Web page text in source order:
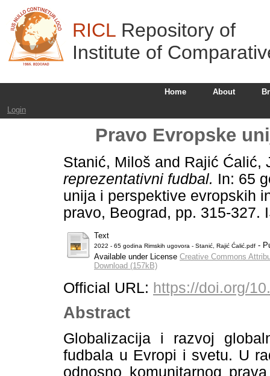
RICL Repository of
Institute of
Home About
Login
Pravo Evropske
Stanić, Miloš and Rajić Ćalić,
reprezentativni fudbal. In: 65
unija i perspektive evropskih
pravo, Beograd, pp. 315-327.
Text
2022 - 65 godina Rimskih ugovora - Stanić, Rajić Ćalić.pdf -
Available under License Creative Commons
Download (157kB)
Official URL: https://doi.org/
Abstract
Globalizacija i razvoj
fudbala u Evropi i svetu. U
odnosno komunitarnog